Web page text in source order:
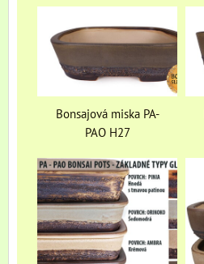
Bonsajová miska PA-
PAO H27